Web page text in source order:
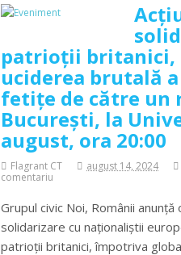
patrioții britanici,
uciderea brutală
fetițe de către un
Bucureşti, la
august, ora 20:00
Flagrant CT august 14, 2024
comentariu
Grupul civic Noi, Românii anunță
solidarizare cu naționaliștii
patrioții britanici, împotriva